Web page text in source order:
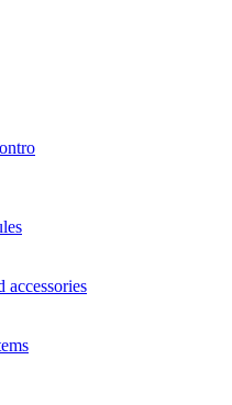
accessories